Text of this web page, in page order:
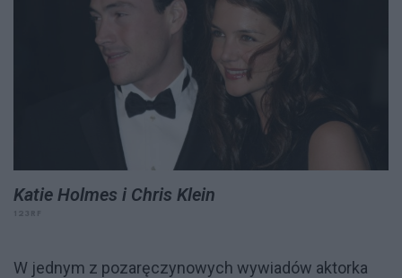
Katie Holmes i Chris Klein
W jednym z pozaręczynowych wywiadów aktorka